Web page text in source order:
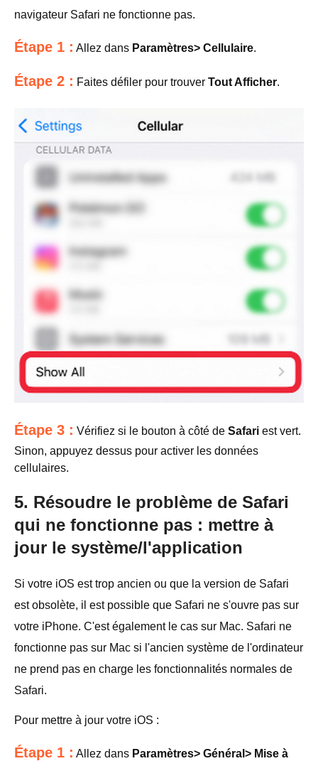
navigateur Safari ne fonctionne pas.
Étape 1 : Allez dans Paramètres> Cellulaire.
Étape 2 : Faites défiler pour trouver Tout Afficher.
Étape 3 : Vérifiez si le bouton à côté de Safari est vert.
Sinon, appuyez dessus pour activer les données
cellulaires.
5. Résoudre le problème de Safari
qui ne fonctionne pas : mettre à
jour le système/l'application
Si votre iOS est trop ancien ou que la version de Safari
est obsolète, il est possible que Safari ne s'ouvre pas sur
votre iPhone. C'est également le cas sur Mac. Safari ne
fonctionne pas sur Mac si l'ancien système de l'ordinateur
ne prend pas en charge les fonctionnalités normales de
Safari.
Pour mettre à jour votre iOS :
Étape 1 : Allez dans Paramètres> Général> Mise à